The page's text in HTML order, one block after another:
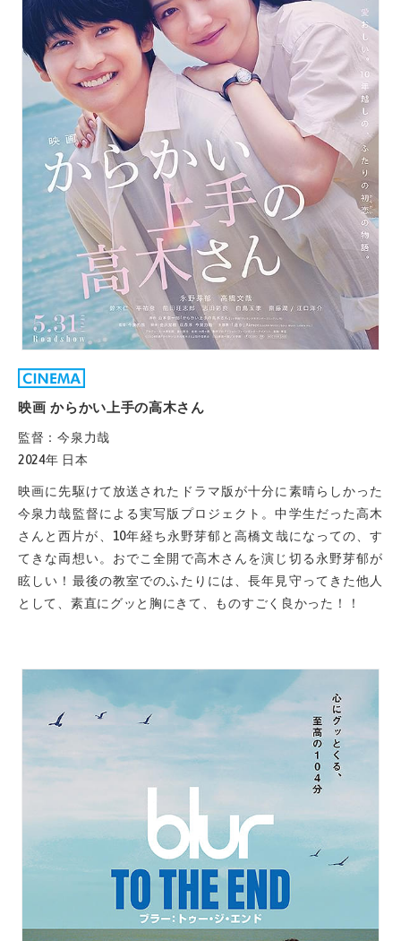
映画 からかい上手の高木さん
監督：今泉力哉
2024年 日本
映画に先駆けて放送されたドラマ版が十分に素晴らしかった
今泉力哉監督による実写版プロジェクト。中学生だった高木
さんと西片が、10年経ち永野芽郁と高橋文哉になっての、す
てきな両想い。おでこ全開で高木さんを演じ切る永野芽郁が
眩しい！最後の教室でのふたりには、長年見守ってきた他人
として、素直にグッと胸にきて、ものすごく良かった！！